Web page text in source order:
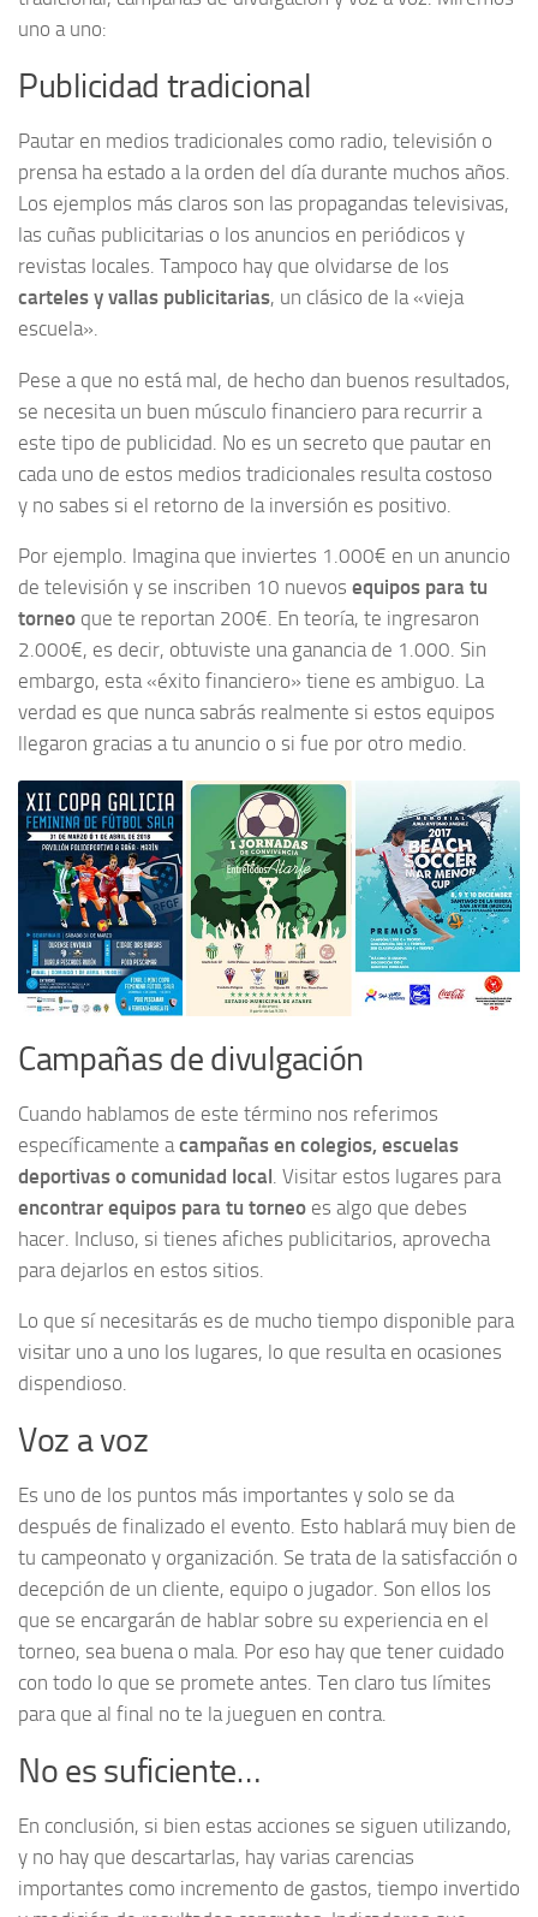
uno a uno:
Publicidad tradicional
Pautar en medios tradicionales como radio, televisión o
prensa ha estado a la orden del día durante muchos años.
Los ejemplos más claros son las propagandas televisivas,
las cuñas publicitarias o los anuncios en periódicos y
revistas locales. Tampoco hay que olvidarse de los
carteles y vallas publicitarias, un clásico de la «vieja
escuela».
Pese a que no está mal, de hecho dan buenos resultados,
se necesita un buen músculo financiero para recurrir a
este tipo de publicidad. No es un secreto que pautar en
cada uno de estos medios tradicionales resulta costoso
y no sabes si el retorno de la inversión es positivo.
Por ejemplo. Imagina que inviertes 1.000€ en un anuncio
de televisión y se inscriben 10 nuevos equipos para tu
torneo que te reportan 200€. En teoría, te ingresaron
2.000€, es decir, obtuviste una ganancia de 1.000. Sin
embargo, esta «éxito financiero» tiene es ambiguo. La
verdad es que nunca sabrás realmente si estos equipos
llegaron gracias a tu anuncio o si fue por otro medio.
Campañas de divulgación
Cuando hablamos de este término nos referimos
específicamente a campañas en colegios, escuelas
deportivas o comunidad local . Visitar estos lugares para
encontrar equipos para tu torneo es algo que debes
hacer. Incluso, si tienes afiches publicitarios, aprovecha
para dejarlos en estos sitios.
Lo que sí necesitarás es de mucho tiempo disponible para
visitar uno a uno los lugares, lo que resulta en ocasiones
dispendioso.
Voz a voz
Es uno de los puntos más importantes y solo se da
después de finalizado el evento. Esto hablará muy bien de
tu campeonato y organización. Se trata de la satisfacción o
decepción de un cliente, equipo o jugador. Son ellos los
que se encargarán de hablar sobre su experiencia en el
torneo, sea buena o mala. Por eso hay que tener cuidado
con todo lo que se promete antes. Ten claro tus límites
para que al final no te la jueguen en contra.
No es suficiente…
En conclusión, si bien estas acciones se siguen utilizando,
y no hay que descartarlas, hay varias carencias
importantes como incremento de gastos, tiempo invertido